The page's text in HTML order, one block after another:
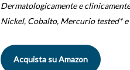
Dermatologicamente e
Nickel, Cobalto, Mercurio tested* e
Acquista su Amazon